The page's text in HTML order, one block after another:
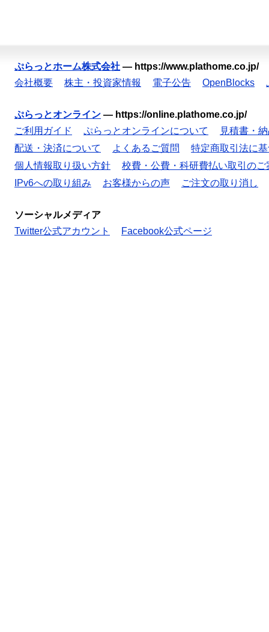
ぷらっとホーム株式会社 — https://www.plathome.co.jp/
会社概要
株主・投資家情報 電子公告 OpenBlocks
ぷらっとオンライン — https://online.plathome.co.jp/
ご利用ガイド
ぷらっとオンラインについて
見積書・
配送・決済について
よくあるご質問
特定商取引法に
個人情報取り扱い方針
校費・公費・科研費払い取引のご
IPv6への取り組み
お客様からの声 ご注文の取り消し
ソーシャルメディア
Twitter公式アカウント
Facebook公式ページ